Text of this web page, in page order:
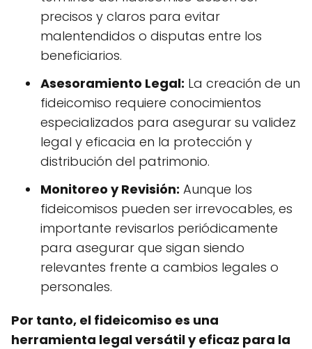
precisos y claros para evitar
malentendidos o disputas entre los
beneficiarios.
Asesoramiento Legal: La creación de un
fideicomiso requiere conocimientos
especializados para asegurar su validez
legal y eficacia en la protección y
distribución del patrimonio.
Monitoreo y Revisión: Aunque los
fideicomisos pueden ser irrevocables, es
importante revisarlos periódicamente
para asegurar que sigan siendo
relevantes frente a cambios legales o
personales.
Por tanto, el fideicomiso es una
herramienta legal versátil y eficaz para la